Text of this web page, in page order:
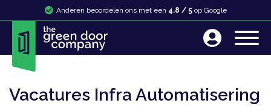
Anderen beoordelen ons met een 4.8 / 5op Google
Vacatures Infra Automatisering